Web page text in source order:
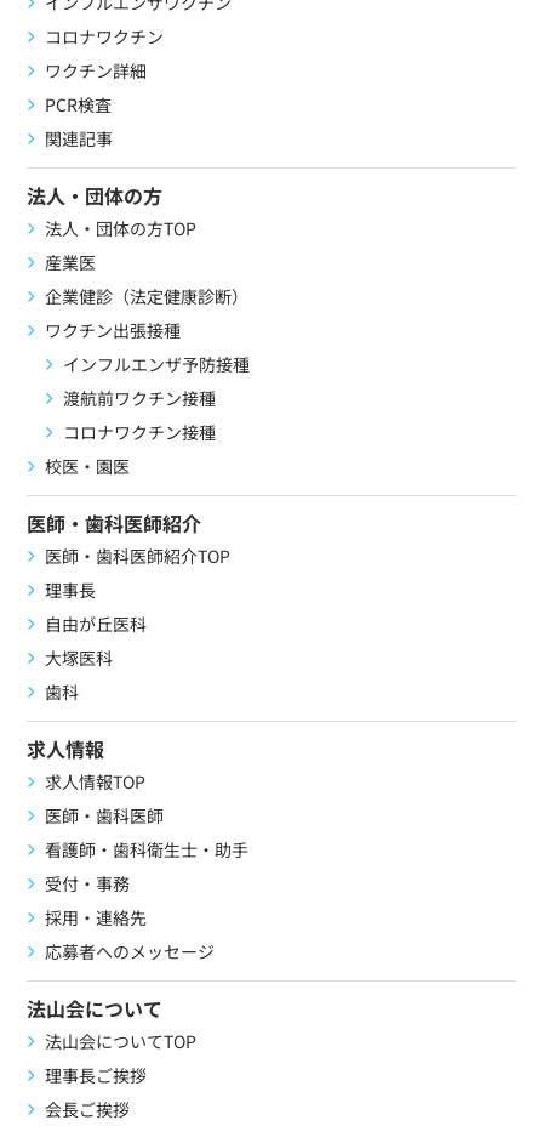
コロナワクチン
ワクチン詳細
PCR検査
関連記事
法人・団体の方
法人・団体の方TOP
産業医
企業健診（法定健康診断）
ワクチン出張接種
インフルエンザ予防接種
渡航前ワクチン接種
コロナワクチン接種
校医・園医
医師・歯科医師紹介
医師・歯科医師紹介TOP
理事長
自由が丘医科
大塚医科
歯科
求人情報
求人情報TOP
医師・歯科医師
看護師・歯科衛生士・助手
受付・事務
採用・連絡先
応募者へのメッセージ
法山会について
法山会についてTOP
理事長ご挨拶
会長ご挨拶